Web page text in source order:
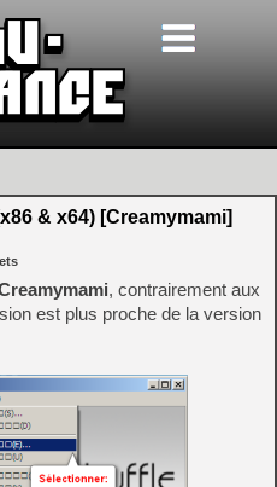
& x64) [Creamymami]
, contrairement aux
est plus proche de la version